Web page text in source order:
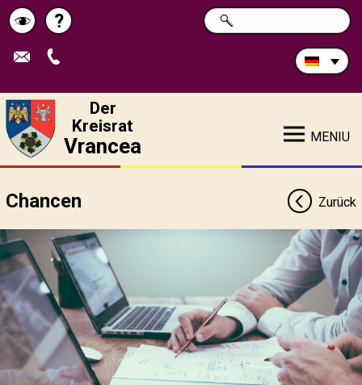
Schimbă
contrastul
Pagina
de
?
Durchsuchen
Sie
SUCHE
Der
Kreisrat
Vrancea MENIU
Chancen Zurück